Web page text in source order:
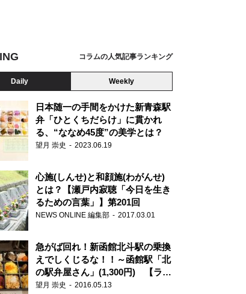
コラムの人気記事ランキング
Daily Weekly
日本随一の手間をかけた新青森駅
弁「ひとくちだらけ」に貫かれ
る、“ななめ45度”の美学とは？
望月 崇史 2023.06.19
心施(しんせ)と和顔施(わがんせ)
とは？【瀬戸内寂聴「今日を生き
るための言葉」】第201回
NEWS ONLINE 編集部 2017.03.01
急がば回れ！新函館北斗駅の乗換
えでしくじるな！！～函館駅「北
の駅弁屋さん」(1,300円) 【ライ
ター望月の駅弁膝栗毛】
望月 崇史 2016.05.13